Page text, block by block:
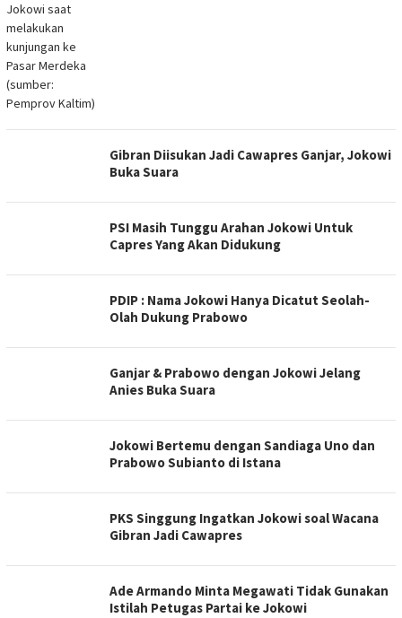
Gibran Diisukan Jadi Cawapres Ganjar, Jokowi
Buka Suara
PSI Masih Tunggu Arahan Jokowi Untuk
Capres Yang Akan Didukung
PDIP : Nama Jokowi Hanya Dicatut Seolah-
Olah Dukung Prabowo
Ganjar & Prabowo dengan Jokowi Jelang
Anies Buka Suara
Jokowi Bertemu dengan Sandiaga Uno dan
Prabowo Subianto di Istana
PKS Singgung Ingatkan Jokowi soal Wacana
Gibran Jadi Cawapres
Ade Armando Minta Megawati Tidak Gunakan
Istilah Petugas Partai ke Jokowi